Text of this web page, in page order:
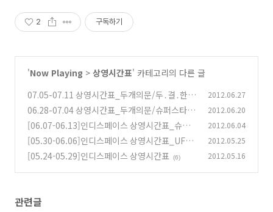
2 구독하기
'Now Playing > 상영시간표' 카테고리의 다른 글
07.05-07.11 상영시간표_두개의문/두․결․한․
장/슈퍼스타/돼지의왕 (2)
2012.06.27
06.28-07.04 상영시간표_두개의문/슈퍼스타/
두결한장/돼지의왕/U.F.O./레드마리아
(2)
2012.06.20
[06.07-06.13]인디스페이스 상영시간표_슈퍼
스타, U.F.O., 돼지의 왕, 레드 마리아, 어머니
(2)
2012.06.04
[05.30-06.06]인디스페이스 상영시간표_UFO,
돼지의 왕, 레드 마리아, 어머니 (2)
2012.05.25
[05.24-05.29]인디스페이스 상영시간표 (6) 2012.05.16
관련글